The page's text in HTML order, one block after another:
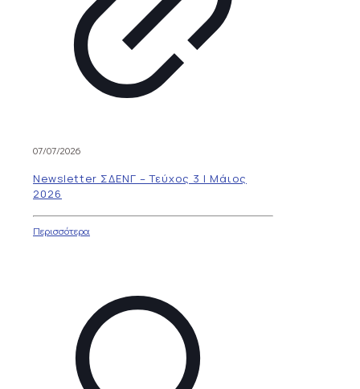
07/07/2026
Newsletter ΣΔΕΝΓ – Τεύχος 3 | Μάιος
2026
Περισσότερα